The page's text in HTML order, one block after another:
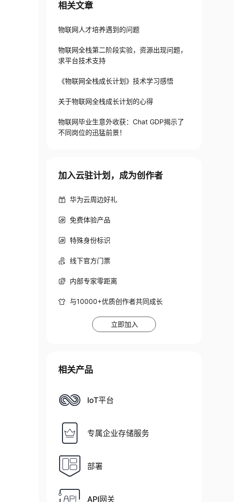
相关文章
物联网人才培养遇到的问题
物联网全栈第二阶段实验，资源出现问题，
求平台技术支持
《物联网全栈成长计划》技术学习感悟
关于物联网全栈成长计划的心得
物联网毕业生意外收获：Chat GDP揭示了
不同岗位的迅猛前景！
加入云驻计划，成为创作者
华为云周边好礼
免费体验产品
特殊身份标识
线下官方门票
内部专家零距离
与10000+优质创作者共同成长
立即加入
相关产品
IoT平台
专属企业存储服务
部署
API网关